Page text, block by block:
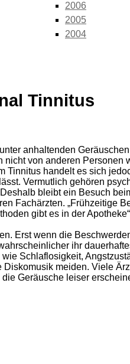
2006
2005
2004
Tinnitus
anhaltenden
von anderen
handelt es sich
Vermutlich gehören
bleibt ein Besuch
Fachärzten.
gibt es in der
Erst wenn die
ihr
Schlaflosigkeit,
meiden. Viele
Geräusche leiser